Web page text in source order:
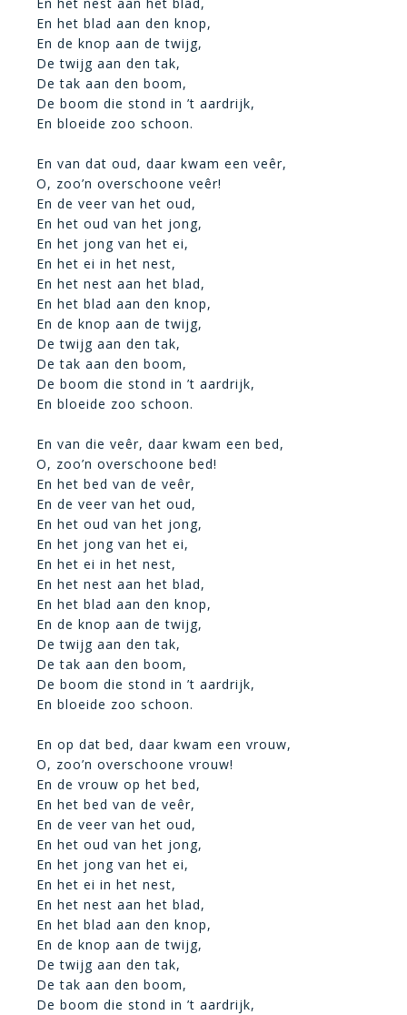
En het blad aan den knop,
En de knop aan de twijg,
De twijg aan den tak,
De tak aan den boom,
De boom die stond in ’t aardrijk,
En bloeide zoo schoon.
En van dat oud, daar kwam een veêr,
O, zoo’n overschoone veêr!
En de veer van het oud,
En het oud van het jong,
En het jong van het ei,
En het ei in het nest,
En het nest aan het blad,
En het blad aan den knop,
En de knop aan de twijg,
De twijg aan den tak,
De tak aan den boom,
De boom die stond in ’t aardrijk,
En bloeide zoo schoon.
En van die veêr, daar kwam een bed,
O, zoo’n overschoone bed!
En het bed van de veêr,
En de veer van het oud,
En het oud van het jong,
En het jong van het ei,
En het ei in het nest,
En het nest aan het blad,
En het blad aan den knop,
En de knop aan de twijg,
De twijg aan den tak,
De tak aan den boom,
De boom die stond in ’t aardrijk,
En bloeide zoo schoon.
En op dat bed, daar kwam een vrouw,
O, zoo’n overschoone vrouw!
En de vrouw op het bed,
En het bed van de veêr,
En de veer van het oud,
En het oud van het jong,
En het jong van het ei,
En het ei in het nest,
En het nest aan het blad,
En het blad aan den knop,
En de knop aan de twijg,
De twijg aan den tak,
De tak aan den boom,
De boom die stond in ’t aardrijk,